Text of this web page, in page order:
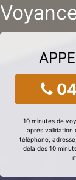
10 minutes de
après validation
téléphone,
delà des 10